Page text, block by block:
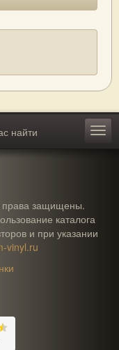
найти
права защищены.
каталога
и при указании
vinyl.ru